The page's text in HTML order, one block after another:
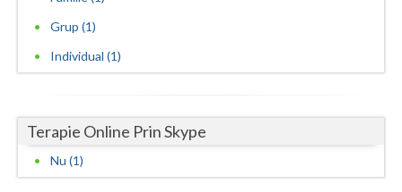
Teleorman
Tulcea
Vaslui
Vrancea
Grup (1)
Individual (1)
Terapie Online Prin Skype
Nu (1)